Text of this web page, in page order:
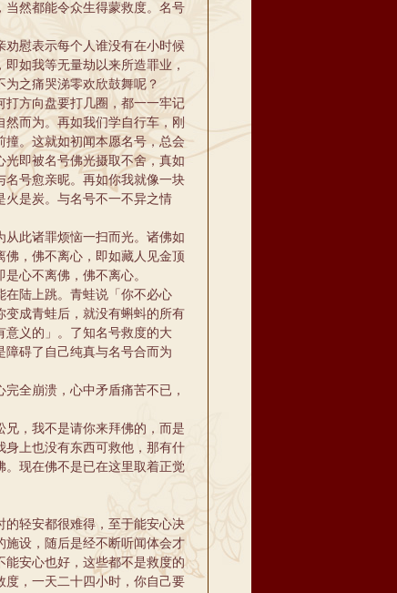
当然都能令众生得蒙救度。名号
慰表示每个人谁没有在小时候
如我等无量劫以来所造罪业，
之痛哭涕零欢欣鼓舞呢？
方向盘要打几圈，都一一牢记
而为。再如我们学自行车，刚
撞。这就如初闻本愿名号，总会
光即被名号佛光摄取不舍，真如
名号愈亲昵。再如你我就像一块
火是炭。与名号不一不异之情
此诸罪烦恼一扫而光。诸佛如
，佛不离心，即如藏人见金顶
心不离佛，佛不离心。
陆上跳。青蛙说「你不必心
变成青蛙后，就没有蝌蚪的所有
意义的」。了知名号救度的大
碍了自己纯真与名号合而为
全崩溃，心中矛盾痛苦不已，
，我不是请你来拜佛的，而是
身上也没有东西可救他，那有什
。现在佛不是已在这里取着正觉
轻安都很难得，至于能安心决
施设，随后是经不断听闻体会才
能安心也好，这些都不是救度的
度，一天二十四小时，你自己要